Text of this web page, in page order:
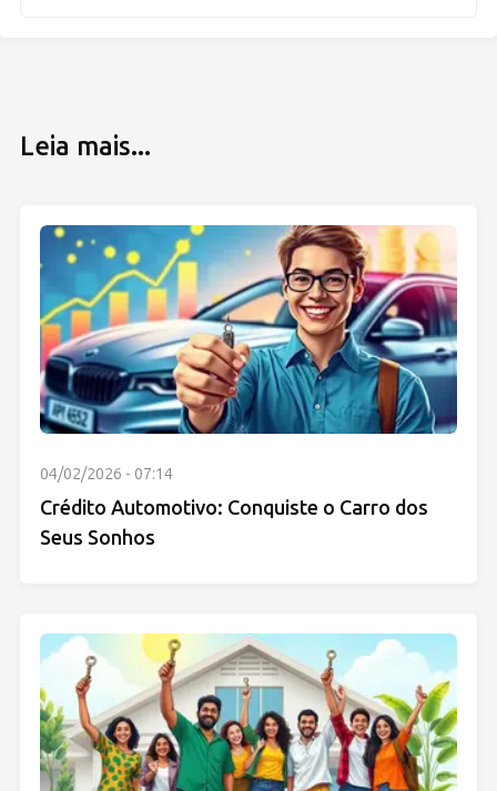
Leia mais...
04/02/2026 - 07:14
Crédito Automotivo: Conquiste o Carro dos
Seus Sonhos